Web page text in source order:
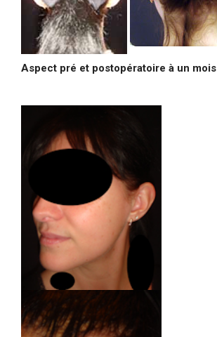
Aspect pré et postopératoire à un mois